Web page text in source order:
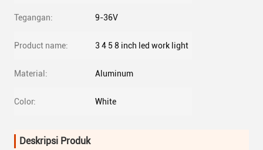
Tegangan: 9-36V
Product name: 3 4 5 8 inch led work light
Material: Aluminum
Color: White
Deskripsi Produk